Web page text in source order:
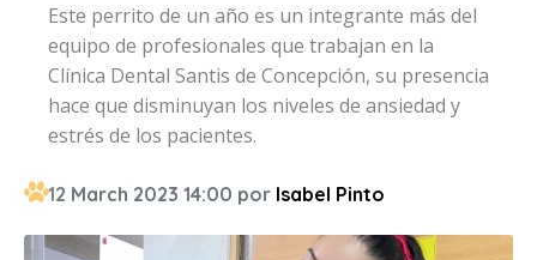
Este perrito de un año es un integrante más del
equipo de profesionales que trabajan en la
Clínica Dental Santis de Concepción, su presencia
hace que disminuyan los niveles de ansiedad y
estrés de los pacientes.
12 March 2023 14:00 por Isabel Pinto